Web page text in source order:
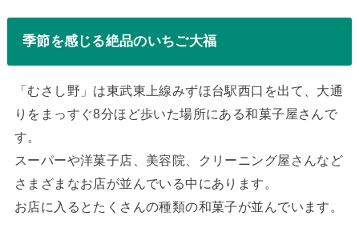
季節を感じる絶品のいちご大福
「むさし野」は東武東上線みずほ台駅西口を出て、大通
りをまっすぐ8分ほど歩いた場所にある和菓子屋さんで
す。
スーパーや洋菓子店、美容院、クリーニング屋さんなど
さまざまなお店が並んでいる中にあります。
お店に入るとたくさんの種類の和菓子が並んでいます。